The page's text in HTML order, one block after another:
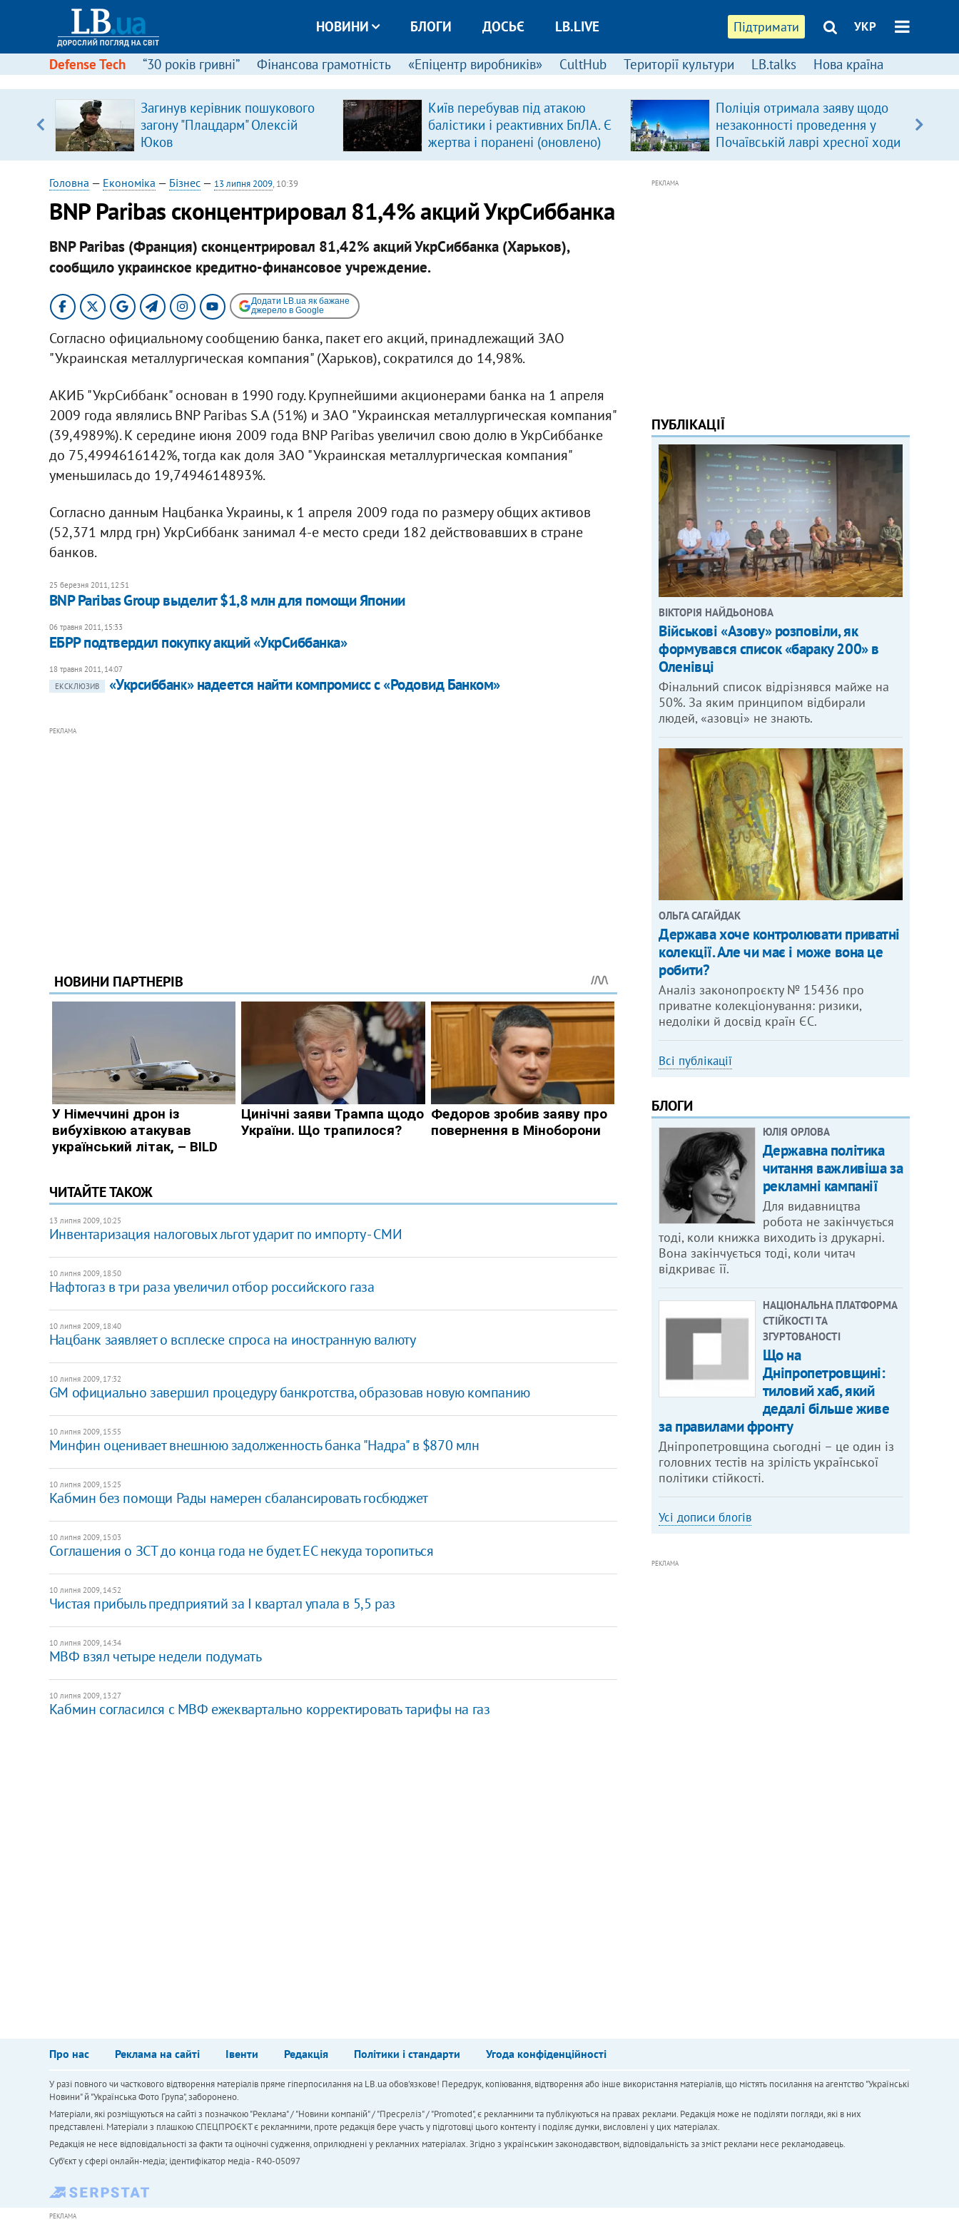
Підтримати УКР
НОВИНИ БЛОГИ ДОСЬЄ LB.LIVE
Defense Tech “30 років гривні” Фінансова грамотність «Епіцентр виробників» CultHub Території культури LB.talks Нова країна
Загинув керівник пошукового
загону "Плацдарм" Олексій
Юков
Київ перебував під атакою
балістики і реактивних БпЛА. Є
жертва і поранені (оновлено)
Поліція отримала заяву щодо
незаконності проведення у
Почаївській лаврі хресної ходи
Головна — Економіка — Бізнес— 13 липня 2009, 10:39
BNP Paribas сконцентрировал 81,4% акций УкрСиббанка
BNP Paribas (Франция) сконцентрировал 81,42% акций УкрСиббанка (Харьков),
сообщило украинское кредитно-финансовое учреждение.
Додати LB.ua як бажане
джерело в Google
Согласно официальному сообщению банка, пакет его акций, принадлежащий ЗАО
"Украинская металлургическая компания" (Харьков), сократился до 14,98%.
АКИБ "УкрСиббанк" основан в 1990 году. Крупнейшими акционерами банка на 1 апреля
2009 года являлись BNP Paribas S.A (51%) и ЗАО "Украинская металлургическая компания"
(39,4989%). К середине июня 2009 года BNP Paribas увеличил свою долю в УкрСиббанке
до 75,4994616142%, тогда как доля ЗАО "Украинская металлургическая компания"
уменьшилась до 19,7494614893%.
Согласно данным Нацбанка Украины, к 1 апреля 2009 года по размеру общих активов
(52,371 млрд грн) УкрСиббанк занимал 4-е место среди 182 действовавших в стране
банков.
25 березня 2011, 12:51
BNP Paribas Group выделит $1,8 млн для помощи Японии
06 травня 2011, 15:33
​ЕБРР подтвердил покупку акций «УкрСиббанка»
18 травня 2011, 14:07
ЕКСКЛЮЗИВ
​«Укрсиббанк» надеется найти компромисс с «Родовид Банком»
РЕКЛАМА
ЧИТАЙТЕ ТАКОЖ
13 липня 2009, 10:25
Инвентаризация налоговых льгот ударит по импорту - СМИ
10 липня 2009, 18:50
Нафтогаз в три раза увеличил отбор российского газа
10 липня 2009, 18:40
Нацбанк заявляет о всплеске спроса на иностранную валюту
10 липня 2009, 17:32
GM официально завершил процедуру банкротства, образовав новую компанию
10 липня 2009, 15:55
Минфин оценивает внешнюю задолженность банка "Надра" в $870 млн
10 липня 2009, 15:25
Кабмин без помощи Рады намерен сбалансировать госбюджет
10 липня 2009, 15:03
Соглашения о ЗСТ до конца года не будет. ЕС некуда торопиться
10 липня 2009, 14:52
Чистая прибыль предприятий за I квартал упала в 5,5 раз
10 липня 2009, 14:34
МВФ взял четыре недели подумать
10 липня 2009, 13:27
Кабмин согласился с МВФ ежеквартально корректировать тарифы на газ
РЕКЛАМА
ПУБЛІКАЦІЇ
ВІКТОРІЯ НАЙДЬОНОВА
Військові «Азову» розповіли, як
формувався список «бараку 200» в
Оленівці
Фінальний список відрізнявся майже на
50%. За яким принципом відбирали
людей, «азовці» не знають.
ОЛЬГА САГАЙДАК
Держава хоче контролювати приватні
колекції. Але чи має і може вона це
робити?
Аналіз законопроєкту № 15436 про
приватне колекціонування: ризики,
недоліки й досвід країн ЄС.
Всі публікації
БЛОГИ
ЮЛІЯ ОРЛОВА
Державна політика
читання важливіша за
рекламні кампанії
Для видавництва
робота не закінчується
тоді, коли книжка виходить із друкарні.
Вона закінчується тоді, коли читач
відкриває її.
НАЦІОНАЛЬНА ПЛАТФОРМА
СТІЙКОСТІ ТА
ЗГУРТОВАНОСТІ
Що на
Дніпропетровщині:
тиловий хаб, який
дедалі більше живе
за правилами фронту
Дніпропетровщина сьогодні – це один із
головних тестів на зрілість української
політики стійкості.
Усі дописи блогів
РЕКЛАМА
Про нас Реклама на сайті Івенти Редакція Політики і стандарти Угода конфіденційності
У разі повного чи часткового відтворення матеріалів пряме гіперпосилання на LB.ua обов'язкове! Передрук, копіювання, відтворення або інше використання матеріалів, що містять посилання на агентство "Українськi
Новини" й "Українська Фото Група", заборонено.
Матеріали, які розміщуються на сайті з позначкою "Реклама" / "Новини компаній" / "Пресреліз" / "Promoted", є рекламними та публікуються на правах реклами. Редакція може не поділяти погляди, які в них
представлені. Матеріали з плашкою СПЕЦПРОЄКТ є рекламними, проте редакція бере участь у підготовці цього контенту і поділяє думки, висловлені у цих матеріалах.
Редакція не несе відповідальності за факти та оціночні судження, оприлюднені у рекламних матеріалах. Згідно з українським законодавством, відповідальність за зміст реклами несе рекламодавець.
Cуб'єкт у сфері онлайн-медіа; ідентифікатор медіа - R40-05097
РЕКЛАМА